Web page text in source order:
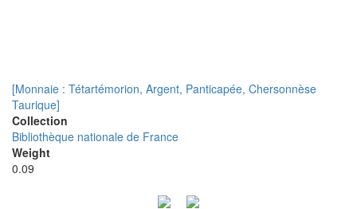
[Monnaie : Tétartémorion, Argent, Panticapée, Chersonnèse
Taurique]
Collection
Bibliothèque nationale de France
Weight
0.09